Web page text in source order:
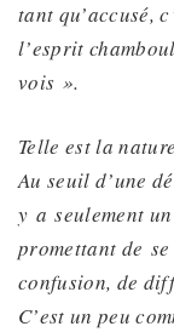
tant qu’accusé,
l’esprit
vois ».
Telle est la
Au seuil d’une
y a seulement un
promettant de
confusion, de
C’est un peu